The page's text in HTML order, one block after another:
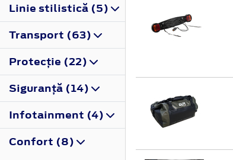
Linie stilistică (5)
Transport (63)
Protecţie (22)
Siguranţă (14)
Infotainment (4)
Confort (8)